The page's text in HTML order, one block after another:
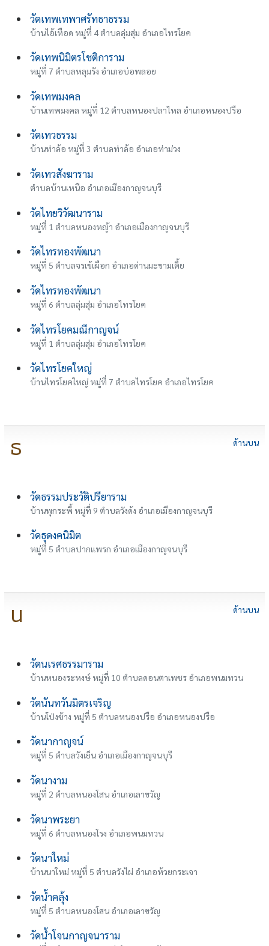
วัดเทพเทพาศรัทธาธรรม
บ้านไอ้เหือด หมู่ที่ 4 ตำบลลุ่มสุ่ม อำเภอไทรโยค
วัดเทพนิมิตรโชติการาม
หมู่ที่ 7 ตำบลหลุมรัง อำเภอบ่อพลอย
วัดเทพมงคล
บ้านเทพมงคล หมู่ที่ 12 ตำบลหนองปลาไหล อำเภอหนองปรือ
วัดเทวธรรม
บ้านท่าล้อ หมู่ที่ 3 ตำบลท่าล้อ อำเภอท่าม่วง
วัดเทวสังฆาราม
ตำบลบ้านเหนือ อำเภอเมืองกาญจนบุรี
วัดไทยวิวัฒนาราม
หมู่ที่ 1 ตำบลหนองหญ้า อำเภอเมืองกาญจนบุรี
วัดไทรทองพัฒนา
หมู่ที่ 5 ตำบลจรเข้เผือก อำเภอด่านมะขามเตี้ย
วัดไทรทองพัฒนา
หมู่ที่ 6 ตำบลลุ่มสุ่ม อำเภอไทรโยค
วัดไทรโยคมณีกาญจน์
หมู่ที่ 1 ตำบลลุ่มสุ่ม อำเภอไทรโยค
วัดไทรโยคใหญ่
บ้านไทรโยคใหญ่ หมู่ที่ 7 ตำบลไทรโยค อำเภอไทรโยค
ด้านบน
ธ
วัดธรรมประวัติปรียาราม
บ้านพุกระพี้ หมู่ที่ 9 ตำบลวังด้ง อำเภอเมืองกาญจนบุรี
วัดธุดงคนิมิต
หมู่ที่ 5 ตำบลปากแพรก อำเภอเมืองกาญจนบุรี
ด้านบน
น
วัดนเรศธรรมาราม
บ้านหนองระหงษ์ หมู่ที่ 10 ตำบลดอนตาเพชร อำเภอพนมทวน
วัดนันทวันมิตรเจริญ
บ้านโป่งช้าง หมู่ที่ 5 ตำบลหนองปรือ อำเภอหนองปรือ
วัดนากาญจน์
หมู่ที่ 5 ตำบลวังเย็น อำเภอเมืองกาญจนบุรี
วัดนางาม
หมู่ที่ 2 ตำบลหนองโสน อำเภอเลาขวัญ
วัดนาพระยา
หมู่ที่ 6 ตำบลหนองโรง อำเภอพนมทวน
วัดนาใหม่
บ้านนาใหม่ หมู่ที่ 5 ตำบลวังไผ่ อำเภอห้วยกระเจา
วัดน้ำคลุ้ง
หมู่ที่ 5 ตำบลหนองโสน อำเภอเลาขวัญ
วัดน้ำโจนกาญจนาราม